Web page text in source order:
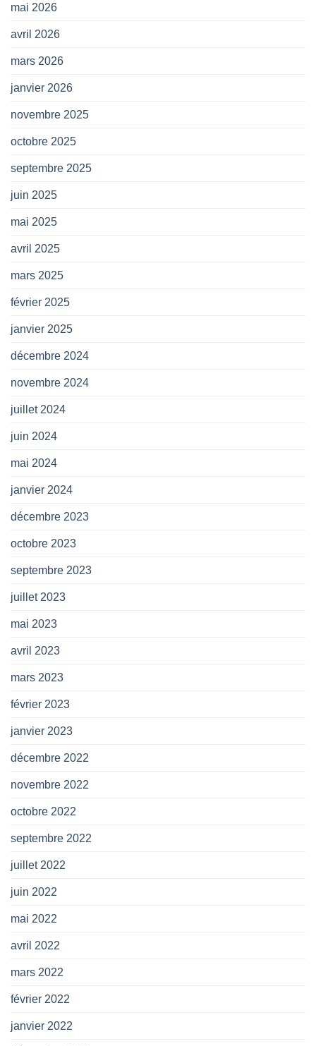
mai 2026
avril 2026
mars 2026
janvier 2026
novembre 2025
octobre 2025
septembre 2025
juin 2025
mai 2025
avril 2025
mars 2025
février 2025
janvier 2025
décembre 2024
novembre 2024
juillet 2024
juin 2024
mai 2024
janvier 2024
décembre 2023
octobre 2023
septembre 2023
juillet 2023
mai 2023
avril 2023
mars 2023
février 2023
janvier 2023
décembre 2022
novembre 2022
octobre 2022
septembre 2022
juillet 2022
juin 2022
mai 2022
avril 2022
mars 2022
février 2022
janvier 2022